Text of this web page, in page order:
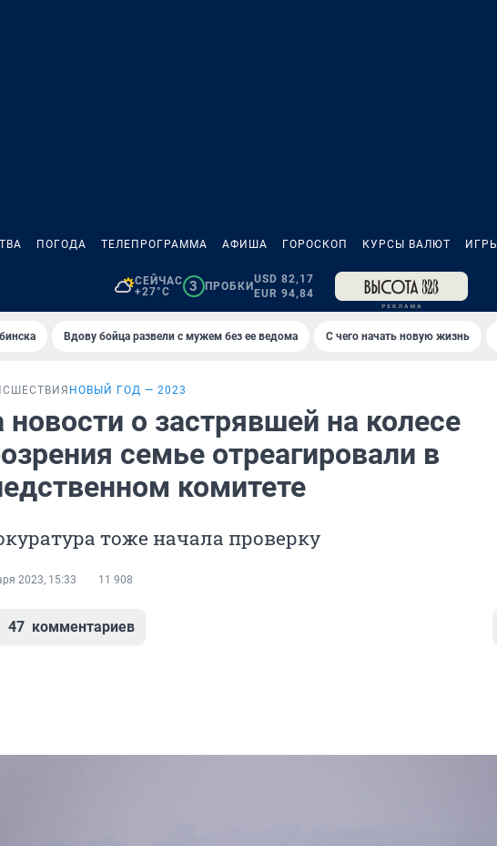
ПОГОДА ТЕЛЕПРОГРАММА АФИША ГОРОСКОП КУРСЫ ВАЛЮТ ИГРЫ
СЕЙЧАС
+27°C
3 ПРОБКИ
USD 82,17
EUR 94,84
Вдову бойца развели с мужем без ее ведома С чего начать новую жизнь
НОВЫЙ ГОД — 2023
новости о застрявшей на колесе
семье отреагировали в
комитете
тоже начала проверку
2023, 15:33 11 908
47 комментариев